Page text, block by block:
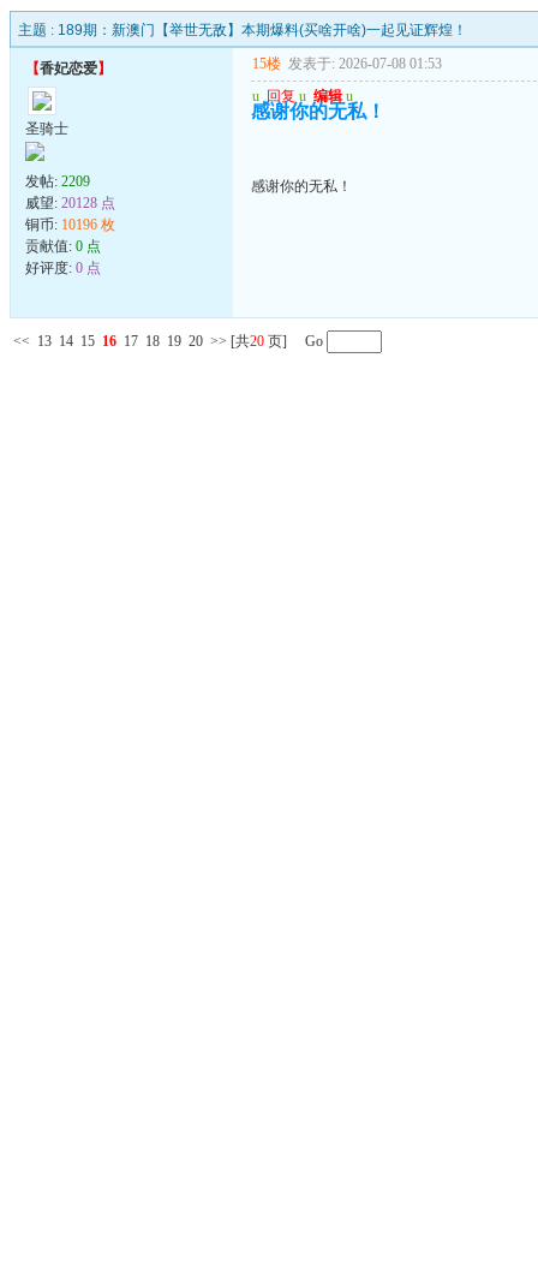
主题 : 189期：新澳门【举世无敌】本期爆料(买啥开啥)一起见证辉煌！
【香妃恋爱】
圣骑士
发帖: 2209
威望: 20128 点
铜币: 10196 枚
贡献值: 0 点
好评度: 0 点
15楼 发表于: 2026-07-08 01:53
u 回复 u 编辑 u
感谢你的无私！
感谢你的无私！
<< 13 14 15 16 17 18 19 20 >> [共20 页] Go